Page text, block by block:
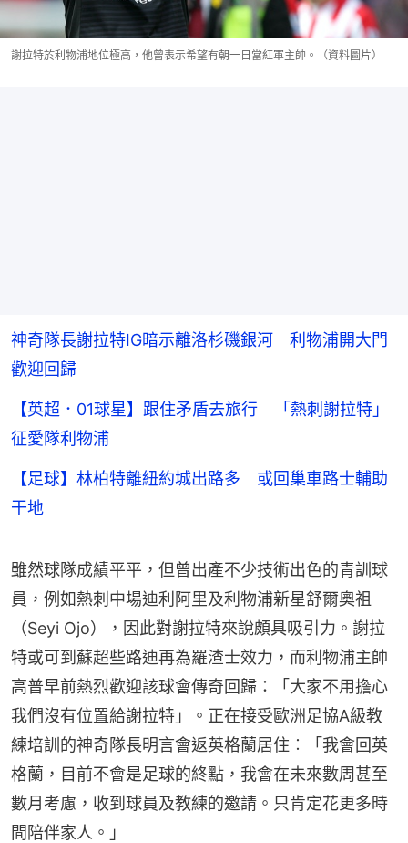
謝拉特於利物浦地位極高，他曾表示希望有朝一日當紅軍主帥。（資料圖片）
神奇隊長謝拉特IG暗示離洛杉磯銀河 利物浦開大門
歡迎回歸
【英超．01球星】跟住矛盾去旅行 「熱刺謝拉特」
征愛隊利物浦
【足球】林柏特離紐約城出路多 或回巢車路士輔助
干地
雖然球隊成績平平，但曾出產不少技術出色的青訓球
員，例如熱刺中場迪利阿里及利物浦新星舒爾奧祖
（Seyi Ojo），因此對謝拉特來說頗具吸引力。謝拉
特或可到蘇超些路迪再為羅渣士效力，而利物浦主帥
高普早前熱烈歡迎該球會傳奇回歸：「大家不用擔心
我們沒有位置給謝拉特」。正在接受歐洲足協A級教
練培訓的神奇隊長明言會返英格蘭居住︰「我會回英
格蘭，目前不會是足球的終點，我會在未來數周甚至
數月考慮，收到球員及教練的邀請。只肯定花更多時
間陪伴家人。」